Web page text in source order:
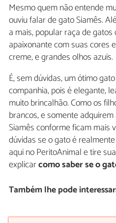
Mesmo quem não entende
ouviu falar de gato Siamês.
a mais, popular raça de
apaixonante com suas cores
creme, e grandes olhos azuis.
É, sem dúvidas, um ótimo
companhia, pois é elegante,
muito brincalhão. Como os
brancos, e somente
Siamês conforme ficam mais
dúvidas se o gato é
aqui no PeritoAnimal e tire
explicarcomo saber se o
Também lhe pode